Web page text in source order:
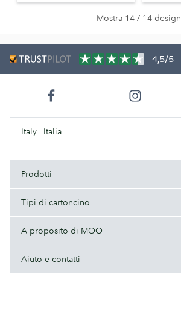
Mostra 14 / 14 design
4,5/5
Italy | Italia
Prodotti
Tipi di cartoncino
A proposito di MOO
Aiuto e contatti